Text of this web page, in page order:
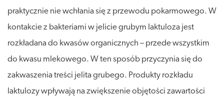
praktycznie nie wchłania się z przewodu pokarmowego. W
kontakcie z bakteriami w jelicie grubym laktuloza jest
rozkładana do kwasów organicznych – przede wszystkim
do kwasu mlekowego. W ten sposób przyczynia się do
zakwaszenia treści jelita grubego. Produkty rozkładu
laktulozy wpływają na zwiększenie objętości zawartości